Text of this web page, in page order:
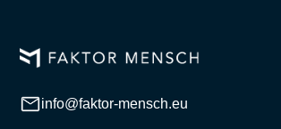
info@faktor-mensch.eu